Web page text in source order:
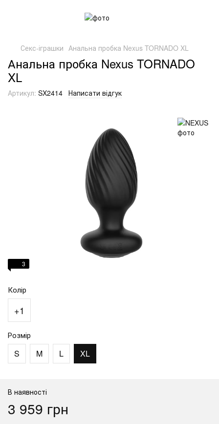
Секс-іграшки Анальна пробка Nexus TORNADO XL
Анальна пробка Nexus TORNADO
XL
Артикул: SX2414 Написати відгук
3
Колір
+1
Розмір
S M L XL
В наявності
3 959 грн